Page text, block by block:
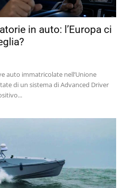
in auto: l’Europa ci
auto immatricolate nell’Unione
di un sistema di Advanced Driver